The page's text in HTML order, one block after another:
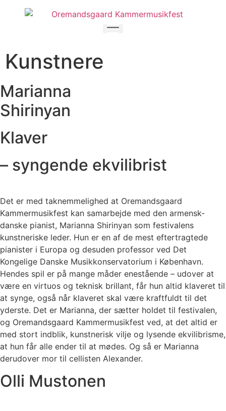
Kunstnere
Marianna
Shirinyan
Klaver
– syngende ekvilibrist
Det er med taknemmelighed at Oremandsgaard
Kammermusikfest kan samarbejde med den armensk-
danske pianist, Marianna Shirinyan som festivalens
kunstneriske leder. Hun er en af de mest eftertragtede
pianister i Europa og desuden professor ved Det
Kongelige Danske Musikkonservatorium i København.
Hendes spil er på mange måder enestående – udover at
være en virtuos og teknisk brillant, får hun altid klaveret til
at synge, også når klaveret skal være kraftfuldt til det
yderste. Det er Marianna, der sætter holdet til festivalen,
og Oremandsgaard Kammermusikfest ved, at det altid er
med stort indblik, kunstnerisk vilje og lysende ekvilibrisme,
at hun får alle ender til at mødes. Og så er Marianna
derudover mor til cellisten Alexander.
Olli Mustonen